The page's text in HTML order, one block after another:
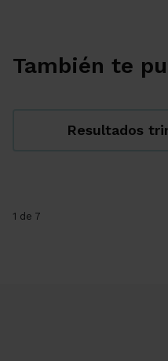
También te
Resultados
1 de 7